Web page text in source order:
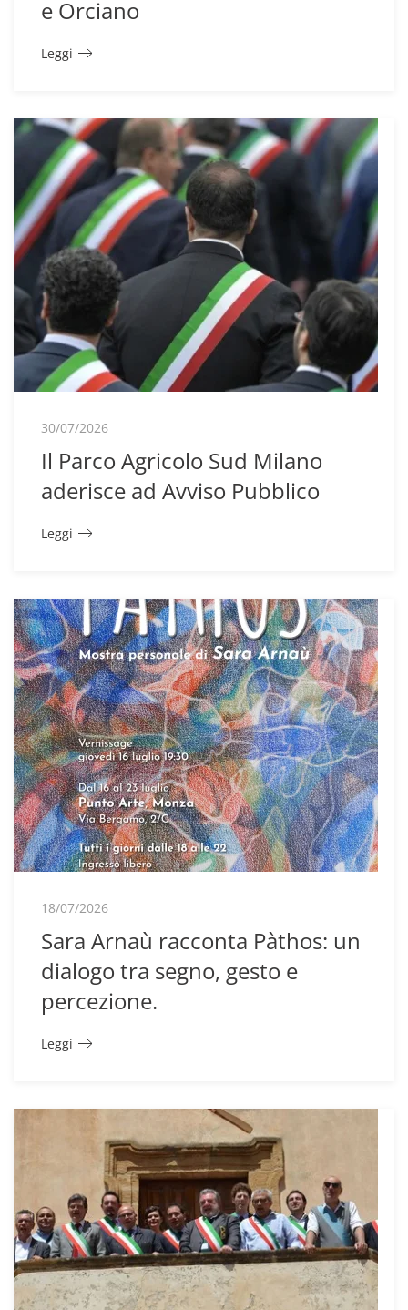
e Orciano
Leggi
30/07/2026
Il Parco Agricolo Sud Milano
aderisce ad Avviso Pubblico
Leggi
18/07/2026
Sara Arnaù racconta Pàthos: un
dialogo tra segno, gesto e
percezione.
Leggi